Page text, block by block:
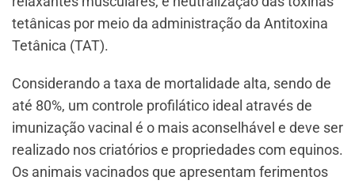
tetânicas por meio da administração da Antitoxina
Tetânica (TAT).
Considerando a taxa de mortalidade alta, sendo de
até 80%, um controle profilático ideal através de
imunização vacinal é o mais aconselhável e deve ser
realizado nos criatórios e propriedades com equinos.
Os animais vacinados que apresentam ferimentos